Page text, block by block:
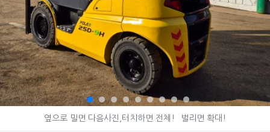
옆으로 밀면 다음사진,터치하면 전체! 벌리면 확대!